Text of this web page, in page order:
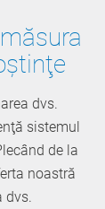
dvs.
sistemul
de la
noastră
dvs.